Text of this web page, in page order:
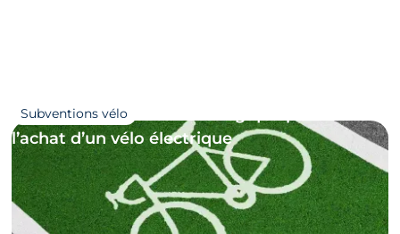
29/11/2024
Guide 2024 : le bonus écologique pour
l’achat d’un vélo électrique
Subventions vélo